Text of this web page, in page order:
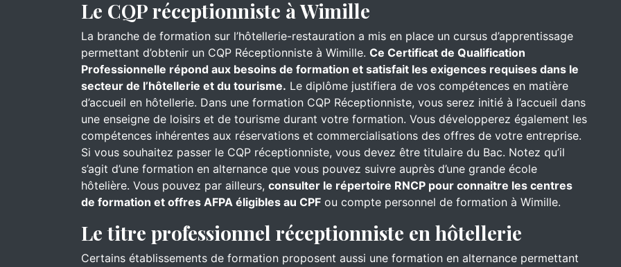
Le CQP réceptionniste à Wimille
La branche de formation sur l’hôtellerie-restauration a mis en place un cursus d’apprentissage
permettant d’obtenir un CQP Réceptionniste à Wimille. Ce Certificat de Qualification
Professionnelle répond aux besoins de formation et satisfait les exigences requises dans le
secteur de l’hôtellerie et du tourisme. Le diplôme justifiera de vos compétences en matière
d’accueil en hôtellerie. Dans une formation CQP Réceptionniste, vous serez initié à l’accueil dans
une enseigne de loisirs et de tourisme durant votre formation. Vous développerez également les
compétences inhérentes aux réservations et commercialisations des offres de votre entreprise.
Si vous souhaitez passer le CQP réceptionniste, vous devez être titulaire du Bac. Notez qu’il
s’agit d’une formation en alternance que vous pouvez suivre auprès d’une grande école
hôtelière. Vous pouvez par ailleurs, consulter le répertoire RNCP pour connaitre les centres
de formation et offres AFPA éligibles au CPF ou compte personnel de formation à Wimille.
Le titre professionnel réceptionniste en hôtellerie
Certains établissements de formation proposent aussi une formation en alternance permettant